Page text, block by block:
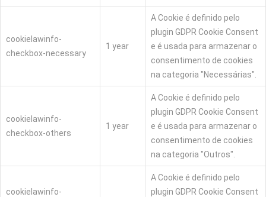
cookielawinfo-
checkbox-necessary
1 year
A Cookie é definido pelo
plugin GDPR Cookie Consent
e é usada para armazenar o
consentimento de cookies
na categoria "Necessárias".
cookielawinfo-
checkbox-others
1 year
A Cookie é definido pelo
plugin GDPR Cookie Consent
e é usada para armazenar o
consentimento de cookies
na categoria "Outros".
cookielawinfo-
A Cookie é definido pelo
plugin GDPR Cookie Consent